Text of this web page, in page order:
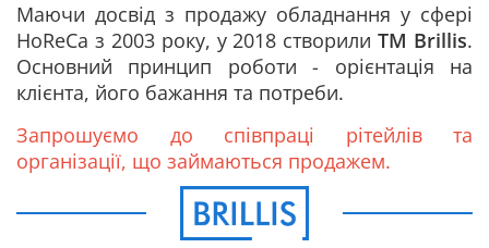
Маючи досвід з продажу обладнання у сфері
HoReCa з 2003 року, у 2018 створилиТМ Brillis.
Основний принцип роботи - орієнтація на
клієнта, його бажання та потреби.
Запрошуємо до співпраці рітейлів та
організації, що займаються продажем.